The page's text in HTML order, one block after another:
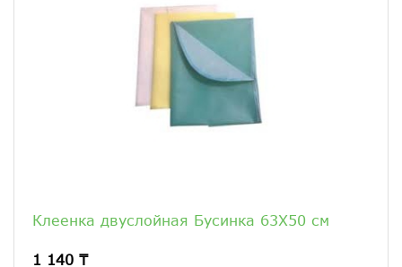
Клеенка двуслойная Бусинка 63Х50 см
1 140 ₸